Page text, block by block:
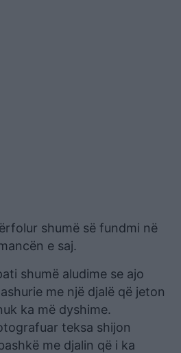
shumë së fundmi në
e saj.
shumë aludime se ajo
me një djalë që jeton
ka më dyshime.
teksa shijon
me djalin që i ka